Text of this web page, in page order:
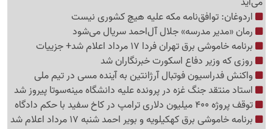
اردوغان: توافق‌نامه مکه علیه هیچ کشوری نیست
رمان «مدیر مدرسه» جلال آل‌احمد سریال می‌شود
برنامه خاموشی برق تهران فردا 17 مرداد اعلام شد+ جزییات
روزی که وزیر دفاع اسکورت خبرنگاران شد
واکنش فدراسیون فوتبال آرژانتین به آینده مسی در تیم ملی
استاد منتقد جنگ غزه در پرونده علیه دانشگاه مینه‌سوتا پیروز شد
توقف پروژه 400 میلیون دلاری ترامپ در کاخ سفید با حکم دادگاه
برنامه خاموشی برق کهکیلویه و بویر احمد شنبه 17 مرداد اعلام شد